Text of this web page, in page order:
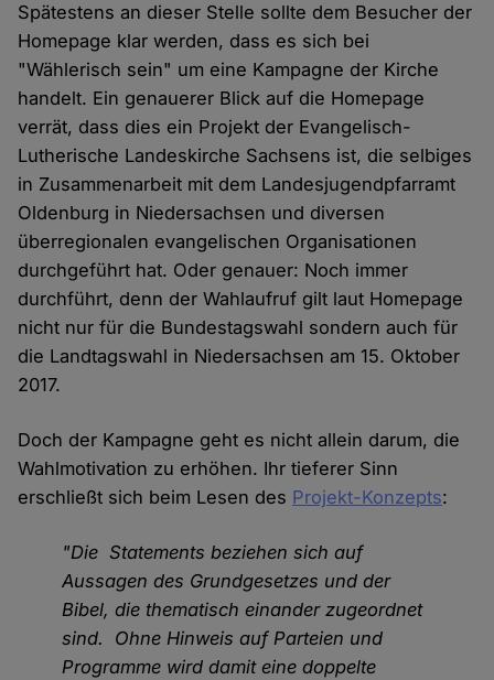
Spätestens an dieser Stelle sollte dem Besucher der
Homepage klar werden, dass es sich bei
"Wählerisch sein" um eine Kampagne der Kirche
handelt. Ein genauerer Blick auf die Homepage
verrät, dass dies ein Projekt der Evangelisch-
Lutherische Landeskirche Sachsens ist, die selbiges
in Zusammenarbeit mit dem Landesjugendpfarramt
Oldenburg in Niedersachsen und diversen
überregionalen evangelischen Organisationen
durchgeführt hat. Oder genauer: Noch immer
durchführt, denn der Wahlaufruf gilt laut Homepage
nicht nur für die Bundestagswahl sondern auch für
die Landtagswahl in Niedersachsen am 15. Oktober
2017.
Doch der Kampagne geht es nicht allein darum, die
Wahlmotivation zu erhöhen. Ihr tieferer Sinn
erschließt sich beim Lesen des Projekt-Konzepts:
"Die Statements beziehen sich auf
Aussagen des Grundgesetzes und der
Bibel, die thematisch einander zugeordnet
sind. Ohne Hinweis auf Parteien und
Programme wird damit eine doppelte